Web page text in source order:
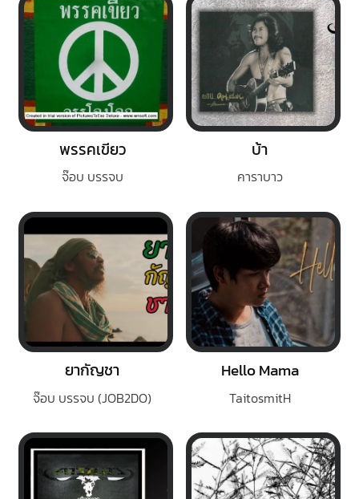
พรรคเขียว
จ๊อบ บรรจบ
บ้า
คาราบาว
ยากัญชา
จ๊อบ บรรจบ (JOB2DO)
Hello Mama
TaitosmitH